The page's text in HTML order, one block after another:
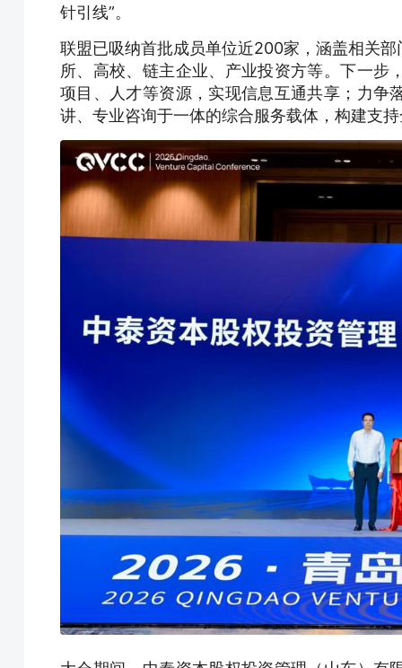
针引线”。
联盟已吸纳首批成员单位近200家，涵盖相关
所、高校、链主企业、产业投资方等。下一步
项目、人才等资源，实现信息互通共享；力争
讲、专业咨询于一体的综合服务载体，构建支